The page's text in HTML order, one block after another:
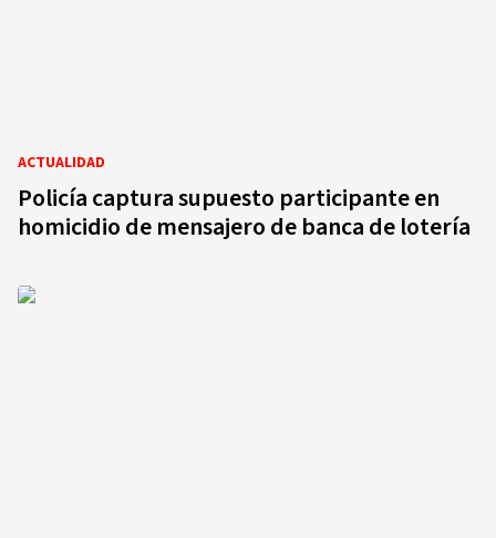
ACTUALIDAD
Policía captura supuesto participante en
homicidio de mensajero de banca de lotería